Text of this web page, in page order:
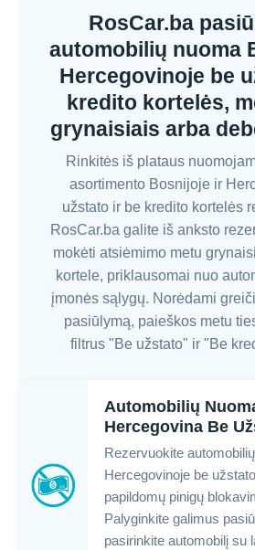
RosCar.ba
automobilių nuoma
Hercegovinoje be
kredito kortelės,
grynaisiais arba
Rinkitės iš plataus
asortimento Bosnijoje ir
užstato ir be kredito kortelės
RosCar.ba galite iš anksto
mokėti atsiėmimo metu
kortele, priklausomai nuo
įmonės sąlygų. Norėdami
pasiūlymą, paieškos metu
filtrus "Be užstato" ir "Be
Automobilių
Hercegovina Be
Rezervuokite
Hercegovinoje be
papildomų pinigų
Palyginkite galimus
pasirinkite automobilį su